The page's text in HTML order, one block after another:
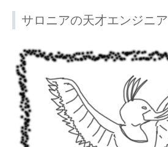
サロニアの天才エンジニア